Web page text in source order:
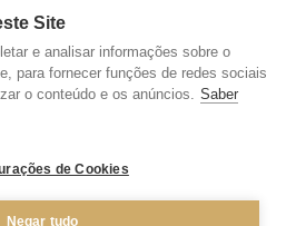
Site
e analisar informações sobre o
para fornecer funções de redes sociais
o conteúdo e os anúncios. Saber
de Cookies
Negar tudo